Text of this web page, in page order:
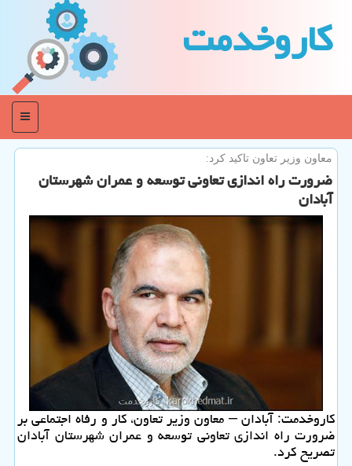
كاروخدمت
منو
معاون وزیر تعاون تاكید كرد:
ضرورت راه اندازی تعاونی توسعه و عمران شهرستان
آبادان
كاروخدمت: آبادان – معاون وزیر تعاون، كار و رفاه اجتماعی بر
ضرورت راه اندازی تعاونی توسعه و عمران شهرستان آبادان
تصریح كرد.